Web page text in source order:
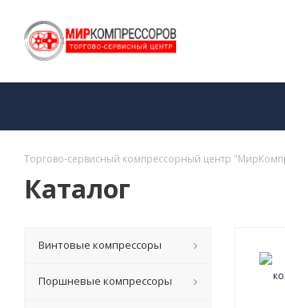
Торгово-сервисный компрессорный центр
Каталог
Винтовые компрессоры
Поршневые компрессоры